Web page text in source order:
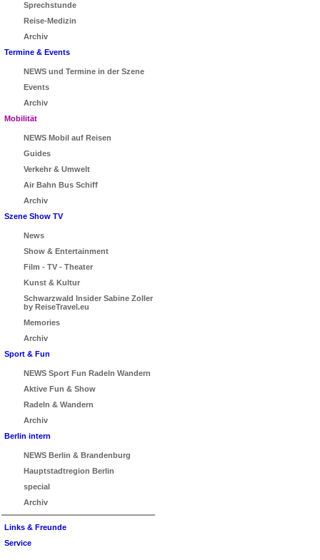
Sprechstunde
Reise-Medizin
Archiv
Termine & Events
NEWS und Termine in der Szene
Events
Archiv
Mobilität
NEWS Mobil auf Reisen
Guides
Verkehr & Umwelt
Air Bahn Bus Schiff
Archiv
Szene Show TV
News
Show & Entertainment
Film - TV - Theater
Kunst & Kultur
Schwarzwald Insider Sabine Zoller
by ReiseTravel.eu
Memories
Archiv
Sport & Fun
NEWS Sport Fun Radeln Wandern
Aktive Fun & Show
Radeln & Wandern
Archiv
Berlin intern
NEWS Berlin & Brandenburg
Hauptstadtregion Berlin
special
Archiv
Links & Freunde
Service